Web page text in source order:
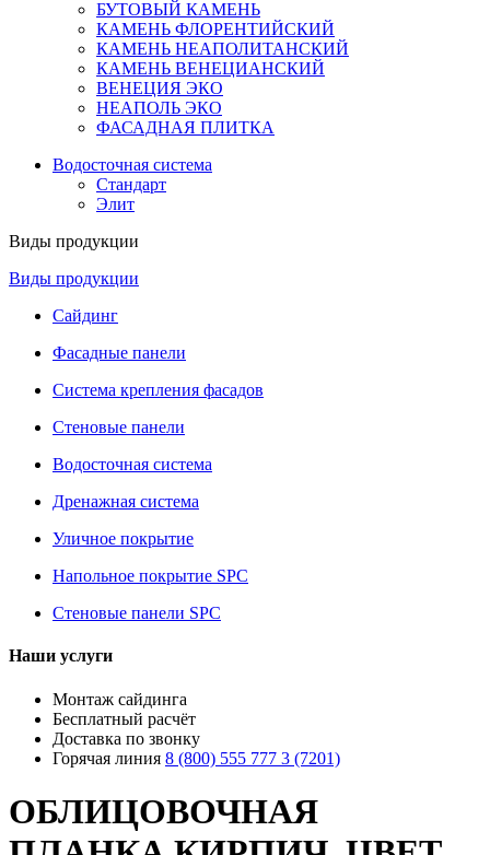
БУТОВЫЙ КАМЕНЬ
КАМЕНЬ ФЛОРЕНТИЙСКИЙ
КАМЕНЬ НЕАПОЛИТАНСКИЙ
КАМЕНЬ ВЕНЕЦИАНСКИЙ
ВЕНЕЦИЯ ЭКО
НЕАПОЛЬ ЭКО
ФАСАДНАЯ ПЛИТКА
Водосточная система
Стандарт
Элит
Виды продукции
Виды продукции
Сайдинг
Фасадные панели
Система крепления фасадов
Стеновые панели
Водосточная система
Дренажная система
Уличное покрытие
Напольное покрытие SPC
Стеновые панели SPC
Наши услуги
Монтаж сайдинга
Бесплатный расчёт
Доставка по звонку
Горячая линия 8 (800) 555 777 3 (7201)
ОБЛИЦОВОЧНАЯ